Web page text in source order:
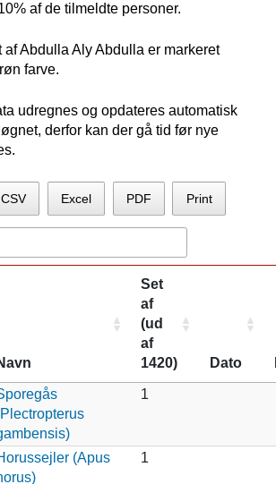
af de tilmeldte personer.
af Abdulla Aly Abdulla er markeret
farve.
udregnes og opdateres automatisk
derfor kan der gå tid før nye
CSV Excel PDF Print
Set
af
(ud
af
1420)
Dato
1
(Apus
1